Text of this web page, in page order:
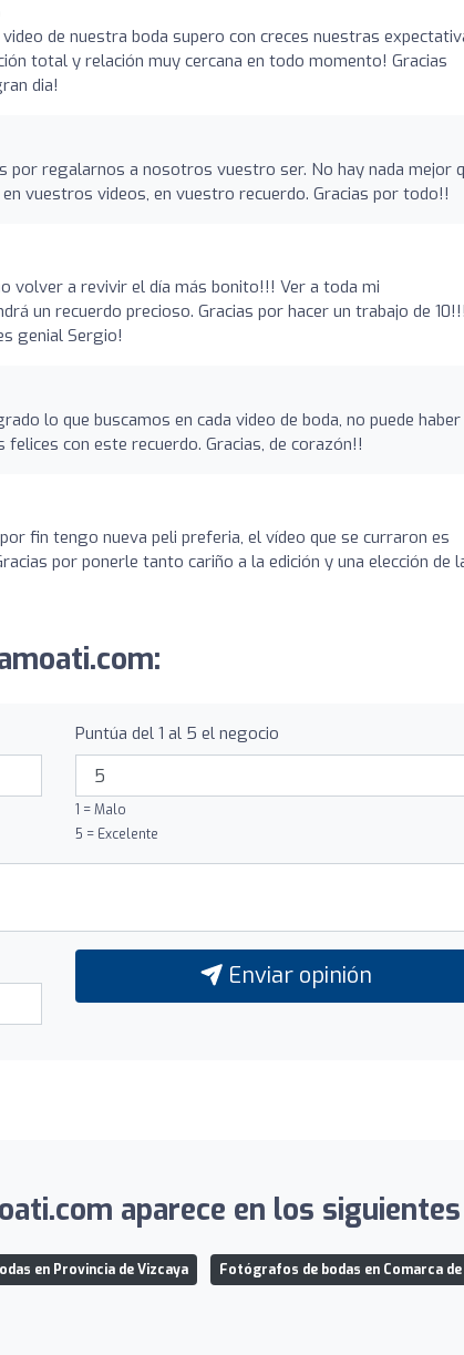
de nuestra boda supero con creces nuestras
total y relación muy cercana en todo momento! Gracias
dia!
por regalarnos a nosotros vuestro ser. No hay nada mejor
vuestros videos, en vuestro recuerdo. Gracias por todo!!
volver a revivir el día más bonito!!! Ver a toda mi
un recuerdo precioso. Gracias por hacer un trabajo de
genial Sergio!
lo que buscamos en cada video de boda, no puede haber
con este recuerdo. Gracias, de corazón!!
fin tengo nueva peli preferia, el vídeo que se curraron es
por ponerle tanto cariño a la edición y una elección de
Puntúa del 1 al 5 el negocio
1 = Malo
5 = Excelente
Enviar opinión
aparece en los
en Provincia de Vizcaya Fotógrafos de bodas en Comarca